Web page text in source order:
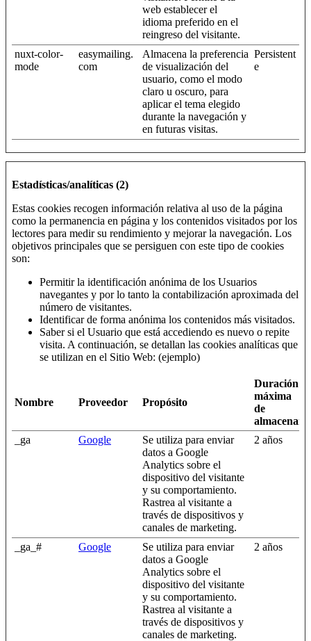
web establecer el
idioma preferido en el
reingreso del visitante.
nuxt-color-
mode
easymailing.
com
Almacena la preferencia
de visualización del
usuario, como el modo
claro u oscuro, para
aplicar el tema elegido
durante la navegación y
en futuras visitas.
Persistent
e
Estadísticas/analíticas (2)
Estas cookies recogen información relativa al uso de la página
como la permanencia en página y los contenidos visitados por los
lectores para medir su rendimiento y mejorar la navegación. Los
objetivos principales que se persiguen con este tipo de cookies
son:
Permitir la identificación anónima de los Usuarios
navegantes y por lo tanto la contabilización aproximada del
número de visitantes.
Identificar de forma anónima los contenidos más visitados.
Saber si el Usuario que está accediendo es nuevo o repite
visita. A continuación, se detallan las cookies analíticas que
se utilizan en el Sitio Web: (ejemplo)
Nombre Proveedor Propósito
Duración
máxima
de
_ga
Google
Se utiliza para enviar
datos a Google
Analytics sobre el
dispositivo del visitante
y su comportamiento.
Rastrea al visitante a
través de dispositivos y
canales de marketing.
2 años
_ga_# Google
Se utiliza para enviar
datos a Google
Analytics sobre el
dispositivo del visitante
y su comportamiento.
Rastrea al visitante a
través de dispositivos y
canales de marketing.
2 años